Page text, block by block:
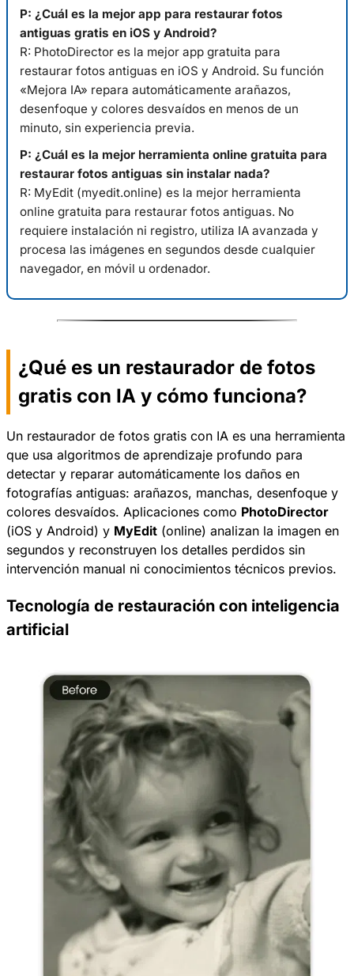
P: ¿Cuál es la mejor app para restaurar fotos
antiguas gratis en iOS y Android?
R: PhotoDirector es la mejor app gratuita para
restaurar fotos antiguas en iOS y Android. Su función
«Mejora IA» repara automáticamente arañazos,
desenfoque y colores desvaídos en menos de un
minuto, sin experiencia previa.
P: ¿Cuál es la mejor herramienta online gratuita para
restaurar fotos antiguas sin instalar nada?
R: MyEdit (myedit.online) es la mejor herramienta
online gratuita para restaurar fotos antiguas. No
requiere instalación ni registro, utiliza IA avanzada y
procesa las imágenes en segundos desde cualquier
navegador, en móvil u ordenador.
¿Qué es un restaurador de fotos
gratis con IA y cómo funciona?
Un restaurador de fotos gratis con IA es una herramienta
que usa algoritmos de aprendizaje profundo para
detectar y reparar automáticamente los daños en
fotografías antiguas: arañazos, manchas, desenfoque y
colores desvaídos. Aplicaciones como PhotoDirector
(iOS y Android) y MyEdit (online) analizan la imagen en
segundos y reconstruyen los detalles perdidos sin
intervención manual ni conocimientos técnicos previos.
Tecnología de restauración con inteligencia
artificial